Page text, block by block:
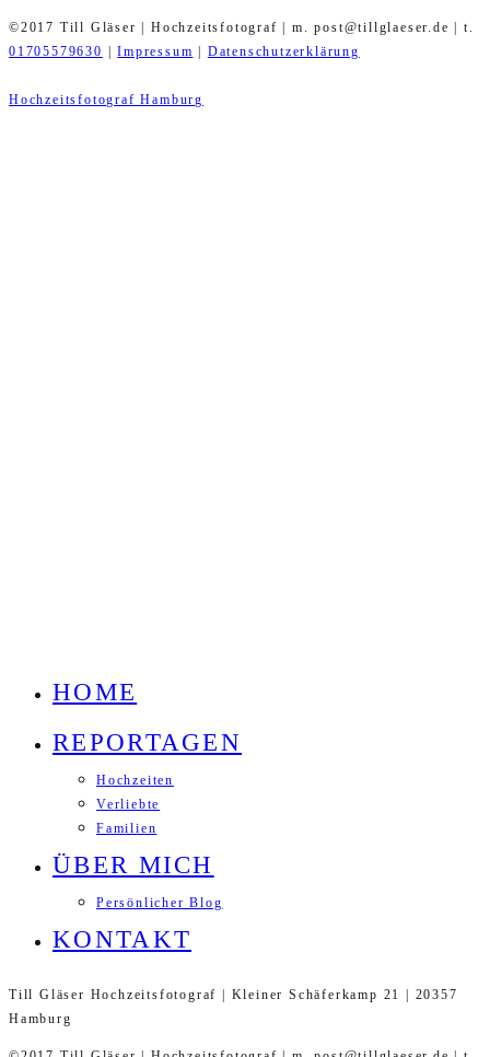
©2017 Till Gläser | Hochzeitsfotograf | m. post@tillglaeser.de | t.
01705579630
|Impressum Datenschutzerklärung
Hochzeitsfotograf Hamburg
HOME
REPORTAGEN
Hochzeiten
Verliebte
Familien
ÜBER MICH
Persönlicher Blog
KONTAKT
Till Gläser Hochzeitsfotograf | Kleiner Schäferkamp 21 | 20357
Hamburg